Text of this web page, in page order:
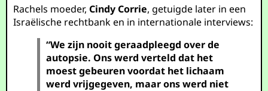
Rachels moeder,Cindy Corrie, getuigde later in een
Israëlische rechtbank en in internationale interviews:
“We zijn nooit geraadpleegd over de
autopsie. Ons werd verteld dat het
moest gebeuren voordat het lichaam
werd vrijgegeven, maar ons werd niet